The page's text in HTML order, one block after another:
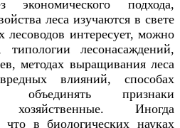
подхода,
леса изучаются в свете
лесоводов интересует, можно
лесонасаждений,
методах выращивания леса
влияний, способах
объединять признаки
Иногда
что в биологических науках